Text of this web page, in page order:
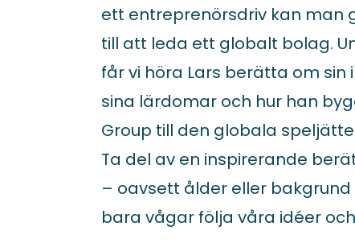
ett entreprenörsdriv kan man
till att leda ett globalt bolag.
får vi höra Lars berätta om sin
sina lärdomar och hur han
Group till den globala
Ta del av en inspirerande
– oavsett ålder eller bakgrund
bara vågar följa våra idéer